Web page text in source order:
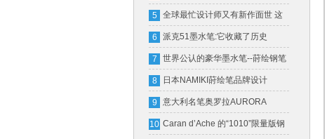
设计完成
5 全球最忙设计师又有新作面世 这
次是万宝龙钢笔
6 派克51墨水笔:它收藏了历史
7 世界公认的豪华墨水笔--莳绘钢笔
8 日本NAMIKI莳绘笔品牌设计
9 意大利名笔奥罗拉AURORA
10 Caran d’Ache 的“1010”限量版钢